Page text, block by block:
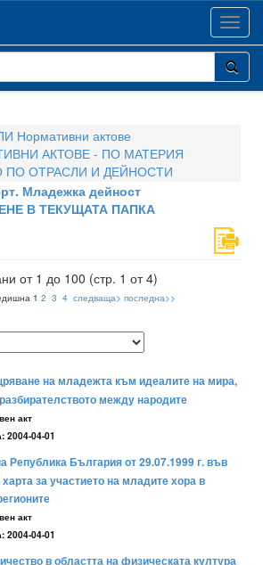
Нормативни актове
АКТОВЕ - ПО МАТЕРИЯ
ПО ОТРАСЛИ И ДЕЙНОСТИ
Младежка дейност
В ТЕКУЩАТА ПАПКА
от 1 до 100 (стр. 1 от 4)
1 2 3 4 следваща> последна>>
на младежта към идеалите на мира,
между народите
акт
2004-04-01
Република България от 29.07.1999 г. във
за участието на младите хора в
акт
2004-04-01
в областта на физическата култура